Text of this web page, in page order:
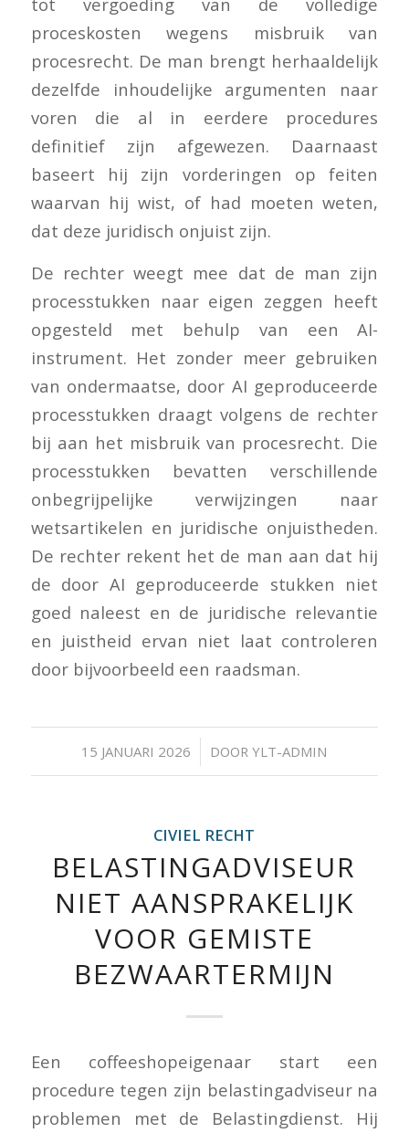
proceskosten wegens misbruik van
procesrecht. De man brengt herhaaldelijk
dezelfde inhoudelijke argumenten naar
voren die al in eerdere procedures
definitief zijn afgewezen. Daarnaast
baseert hij zijn vorderingen op feiten
waarvan hij wist, of had moeten weten,
dat deze juridisch onjuist zijn.
De rechter weegt mee dat de man zijn
processtukken naar eigen zeggen heeft
opgesteld met behulp van een AI-
instrument. Het zonder meer gebruiken
van ondermaatse, door AI geproduceerde
processtukken draagt volgens de rechter
bij aan het misbruik van procesrecht. Die
processtukken bevatten verschillende
onbegrijpelijke verwijzingen naar
wetsartikelen en juridische onjuistheden.
De rechter rekent het de man aan dat hij
de door AI geproduceerde stukken niet
goed naleest en de juridische relevantie
en juistheid ervan niet laat controleren
door bijvoorbeeld een raadsman.
15 JANUARI 2026
/ DOORYLT-ADMIN
CIVIEL RECHT
BELASTINGADVISEUR
NIET AANSPRAKELIJK
VOOR GEMISTE
BEZWAARTERMIJN
Een coffeeshopeigenaar start een
procedure tegen zijn belastingadviseur na
problemen met de Belastingdienst. Hij